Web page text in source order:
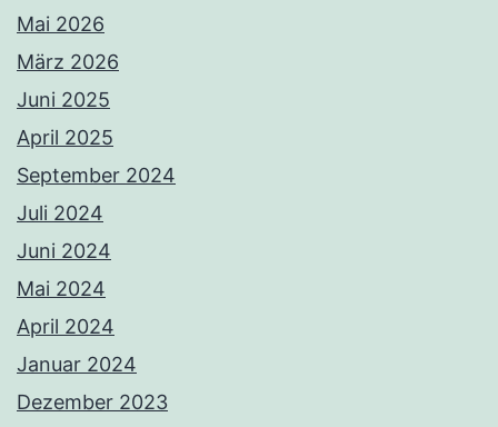
Mai 2026
März 2026
Juni 2025
April 2025
September 2024
Juli 2024
Juni 2024
Mai 2024
April 2024
Januar 2024
Dezember 2023